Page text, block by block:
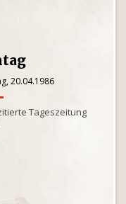
20.04.1986
Tageszeitung